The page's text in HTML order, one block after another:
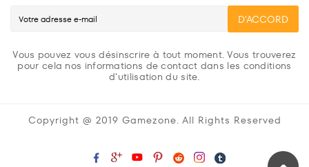
D'ACCORD
Vous pouvez vous désinscrire à tout moment. Vous trouverez
pour cela nos informations de contact dans les conditions
d'utilisation du site.
Copyright @ 2019 Gamezone. All Rights Reserved